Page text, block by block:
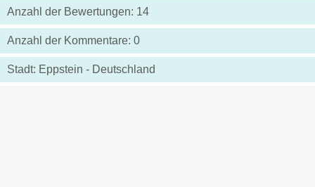
Anzahl der Bewertungen: 14
Anzahl der Kommentare: 0
Stadt: Eppstein - Deutschland